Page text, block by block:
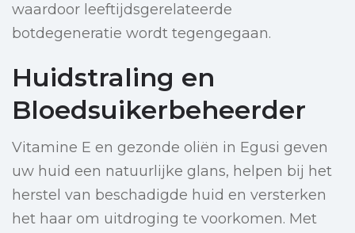
waardoor leeftijdsgerelateerde
botdegeneratie wordt tegengegaan.
Huidstraling en
Bloedsuikerbeheerder
Vitamine E en gezonde oliën in Egusi geven
uw huid een natuurlijke glans, helpen bij het
herstel van beschadigde huid en versterken
het haar om uitdroging te voorkomen. Met